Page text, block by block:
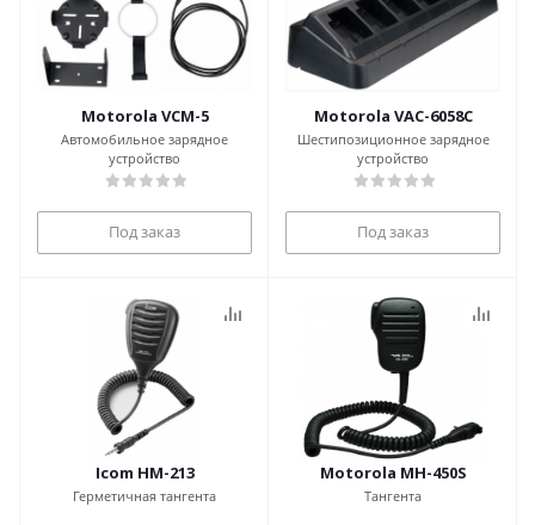
Motorola VCM-5
Автомобильное зарядное
устройство
Под заказ
Motorola VAC-6058C
Шестипозиционное зарядное
устройство
Под заказ
Icom HM-213
Герметичная тангента
Motorola MH-450S
Тангента